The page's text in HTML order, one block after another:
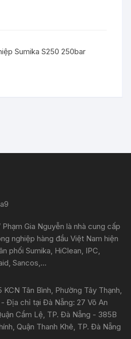
Sumika S250 250bar
Gia Nguyễn là nhà cung cấp
nghiệp hàng đầu Việt Nam hiện
phối Sumika, HiClean, IPC,
Sancos,...
KCN Tân Bình, Phường Tây Thạnh,
- Địa chỉ tại Đà Nẵng: 27 Võ An
Cẩm Lệ, TP. Đà Nẵng - 385B
Quận Thanh Khê, TP. Đà Nẵng